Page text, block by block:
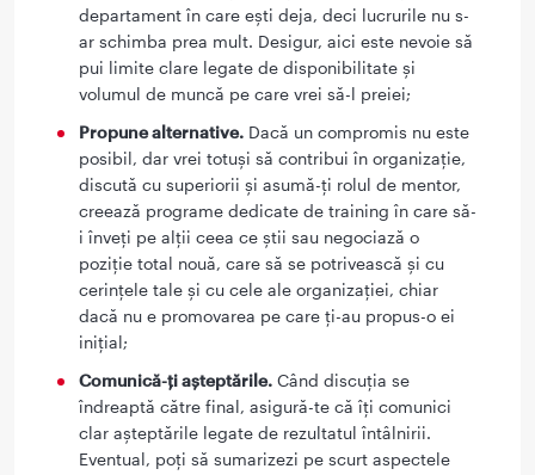
departament în care ești deja, deci lucrurile nu s-
ar schimba prea mult. Desigur, aici este nevoie să
pui limite clare legate de disponibilitate și
volumul de muncă pe care vrei să-l preiei;
Propune alternative. Dacă un compromis nu este
posibil, dar vrei totuși să contribui în organizație,
discută cu superiorii și asumă-ți rolul de mentor,
creează programe dedicate de training în care să-
i înveți pe alții ceea ce știi sau negociază o
poziție total nouă, care să se potrivească și cu
cerințele tale și cu cele ale organizației, chiar
dacă nu e promovarea pe care ți-au propus-o ei
inițial;
Comunică-ți așteptările. Când discuția se
îndreaptă către final, asigură-te că îți comunici
clar așteptările legate de rezultatul întâlnirii.
Eventual, poți să sumarizezi pe scurt aspectele